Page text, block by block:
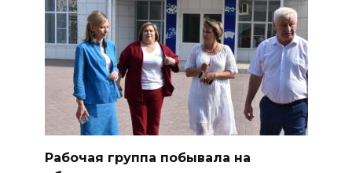
Рабочая группа побывала на